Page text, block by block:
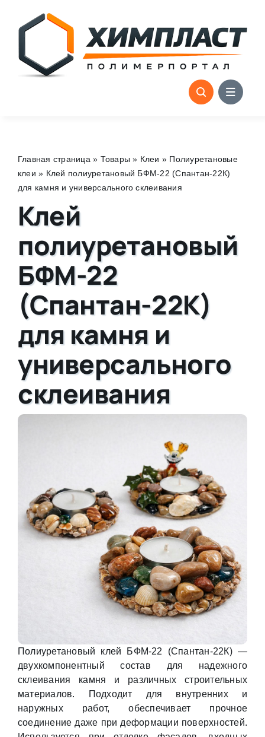
content
Главная страница » Товары » Клеи » Полиуретановые
клеи » Клей полиуретановый БФМ-22 (Спантан-22К)
для камня и универсального склеивания
Клей
полиуретановый
БФМ-22
(Спантан-22К)
для камня и
универсального
склеивания
Полиуретановый клей БФМ-22 (Спантан-22К) —
двухкомпонентный состав для надежного
склеивания камня и различных строительных
материалов. Подходит для внутренних и
наружных работ, обеспечивает прочное
соединение даже при деформации поверхностей.